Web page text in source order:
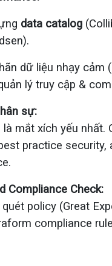
data catalog
dữ liệu nhạy cảm
lý truy cập &
sự:
là mắt xích yếu nhất.
practice security,
Compliance Check:
policy (Great
compliance